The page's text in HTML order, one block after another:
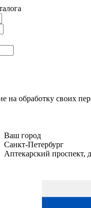
на обработку своих
Ваш город
Санкт-Петербург
Аптекарский проспект,